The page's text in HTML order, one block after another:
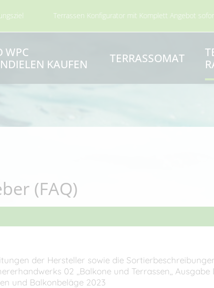
Konfigurator mit Komplett Angebot sofort per Mail
WPC
KAUFEN
TERRASSOMAT
(FAQ)
der Hersteller sowie die
02 ,,Balkone und Terrassen,,
und Balkonbeläge 2023